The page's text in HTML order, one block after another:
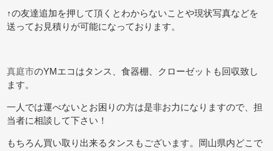
↑の友達追加を押して頂くとわからないことや現状写真などを
送ってお見積りが可能になっております。
真庭市のYMエコはタンス、食器棚、クローゼットも回収致し
ます。
一人では運べないとお困りの方は是非お力になりますので、担
当者に相談して下さい！
もちろん買い取り出来るタンスもございます。岡山県内どこで